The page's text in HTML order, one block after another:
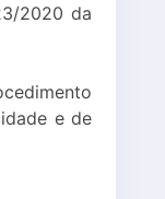
2020 da
e de